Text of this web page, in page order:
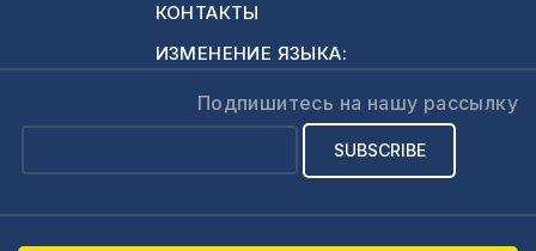
КОНТАКТЫ
ИЗМЕНЕНИЕ ЯЗЫКА:
Подпишитесь на нашу рассылку